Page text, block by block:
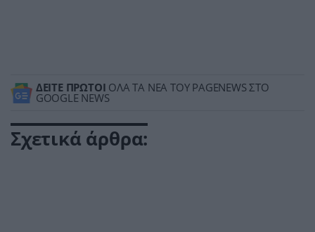
ΔΕΙΤΕ ΠΡΩΤΟΙ ΟΛΑ ΤΑ ΝΕΑ ΤΟΥ PAGENEWS ΣΤΟ
GOOGLE NEWS
Σχετικά άρθρα: